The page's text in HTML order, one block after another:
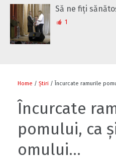
Să ne fiți
1
Home / Știri / Încurcate ramurile
Încurcate
pomului, ca
omului…